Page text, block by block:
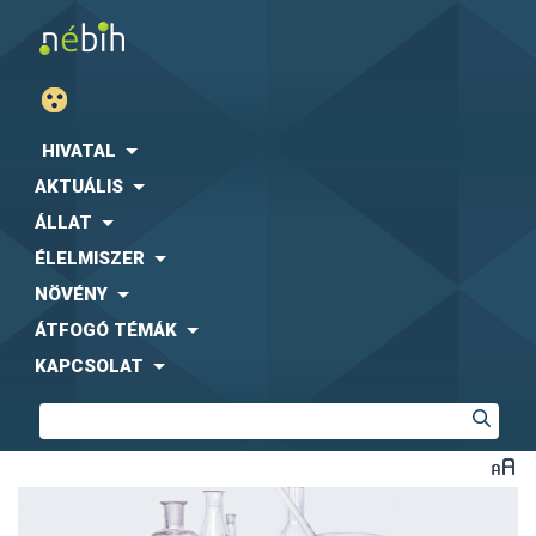
HIVATAL
AKTUÁLIS
ÁLLAT
ÉLELMISZER
NÖVÉNY
ÁTFOGÓ TÉMÁK
KAPCSOLAT